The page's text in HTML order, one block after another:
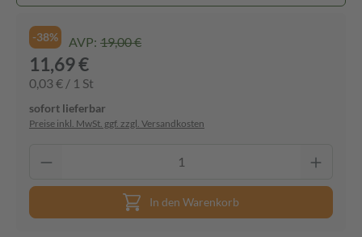
-38% AVP: 19,00 €
11,69 €
0,03 € / 1 St
sofort lieferbar
Preise inkl. MwSt. ggf. zzgl. Versandkosten
In den Warenkorb